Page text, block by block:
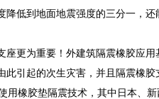
低到地面地震强度的三分一，
更为重要！外建筑隔震橡胶应
引起的次生灾害，并且隔震橡
橡胶垫隔震技术，其中日本、